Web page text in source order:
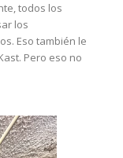
todos los
los
Eso también le
Pero eso no